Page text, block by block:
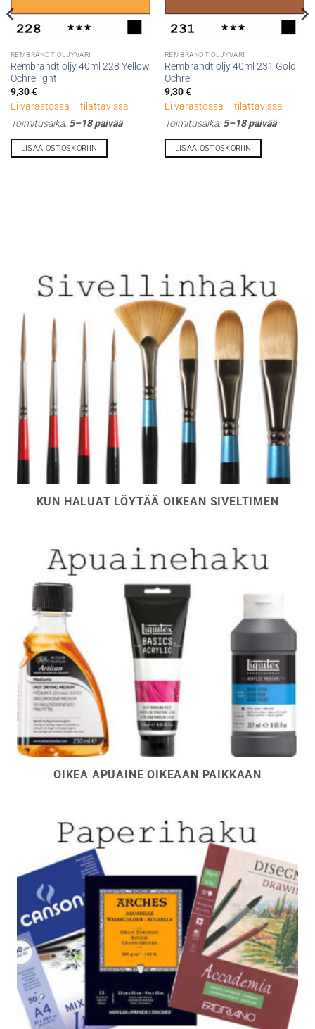
REMBRANDT ÖLJYVÄRI
Rembrandt öljy 40ml 228 Yellow
Ochre light
9,30€
Ei varastossa – tilattavissa
Toimitusaika:5–18 päivää
LISÄÄ OSTOSKORIIN
REMBRANDT ÖLJYVÄRI
Rembrandt öljy 40ml 231 Gold
Ochre
9,30€
Ei varastossa – tilattavissa
Toimitusaika:5–18 päivää
LISÄÄ OSTOSKORIIN
KUN HALUAT LÖYTÄÄ OIKEAN SIVELTIMEN
OIKEA APUAINE OIKEAAN PAIKKAAN